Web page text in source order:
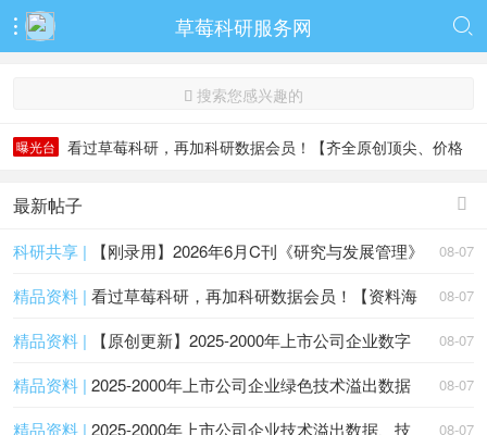
 草莓科研服务网 
 搜索您感兴趣的
曝光台
看过草莓科研，再加科研数据会员！【齐全原创顶尖、价格
低无虚】

最新帖子
08-07
科研共享 | 【刚录用】2026年6月C刊《研究与发展管理》
08-07
精品资料 | 看过草莓科研，再加科研数据会员！【资料海
08-07
精品资料 | 【原创更新】2025-2000年上市公司企业数字
08-07
精品资料 | 2025-2000年上市公司企业绿色技术溢出数据
08-07
精品资料 | 2025-2000年上市公司企业技术溢出数据、技